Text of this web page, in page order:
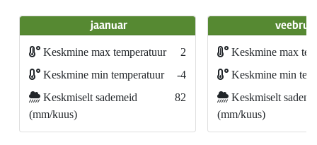
jaanuar
Keskmine max temperatuur
2
Keskmine min temperatuur
-4
Keskmiselt sademeid
(mm/kuus)
82
Keskmine max
Keskmine min
Keskmiselt
(mm/kuus)